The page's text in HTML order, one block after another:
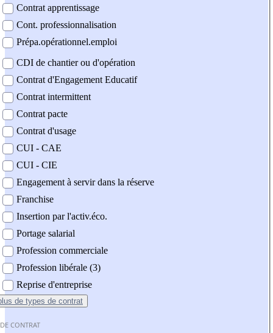
Contrat apprentissage
Cont. professionnalisation
Prépa.opérationnel.emploi
CDI de chantier ou d'opération
Contrat d'Engagement Educatif
Contrat intermittent
Contrat pacte
Contrat d'usage
CUI - CAE
CUI - CIE
Engagement à servir dans la réserve
Franchise
Insertion par l'activ.éco.
Portage salarial
Profession commerciale
Profession libérale (3)
Reprise d'entreprise
de types de contrat
CONTRAT